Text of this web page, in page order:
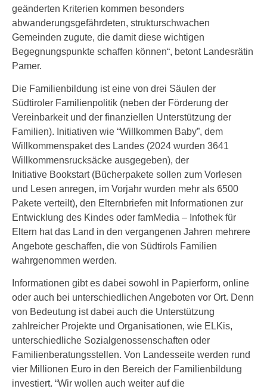
geänderten Kriterien kommen besonders
abwanderungsgefährdeten, strukturschwachen
Gemeinden zugute, die damit diese wichtigen
Begegnungspunkte schaffen können“, betont Landesrätin
Pamer.
Die Familienbildung ist eine von drei Säulen der
Südtiroler Familienpolitik (neben der Förderung der
Vereinbarkeit und der finanziellen Unterstützung der
Familien). Initiativen wie “Willkommen Baby”, dem
Willkommenspaket des Landes (2024 wurden 3641
Willkommensrucksäcke ausgegeben), der
Initiative Bookstart (Bücherpakete sollen zum Vorlesen
und Lesen anregen, im Vorjahr wurden mehr als 6500
Pakete verteilt), den Elternbriefen mit Informationen zur
Entwicklung des Kindes oder famMedia – Infothek für
Eltern hat das Land in den vergangenen Jahren mehrere
Angebote geschaffen, die von Südtirols Familien
wahrgenommen werden.
Informationen gibt es dabei sowohl in Papierform, online
oder auch bei unterschiedlichen Angeboten vor Ort. Denn
von Bedeutung ist dabei auch die Unterstützung
zahlreicher Projekte und Organisationen, wie ELKis,
unterschiedliche Sozialgenossenschaften oder
Familienberatungsstellen. Von Landesseite werden rund
vier Millionen Euro in den Bereich der Familienbildung
investiert. “Wir wollen auch weiter auf die